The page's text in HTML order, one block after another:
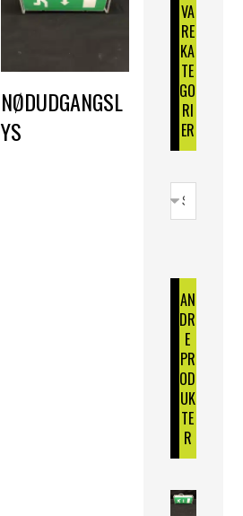
NØDUDGANGSL
YS
VA
RE
KA
TE
GO
RI
ER
AN
DR
E
PR
OD
UK
TE
R